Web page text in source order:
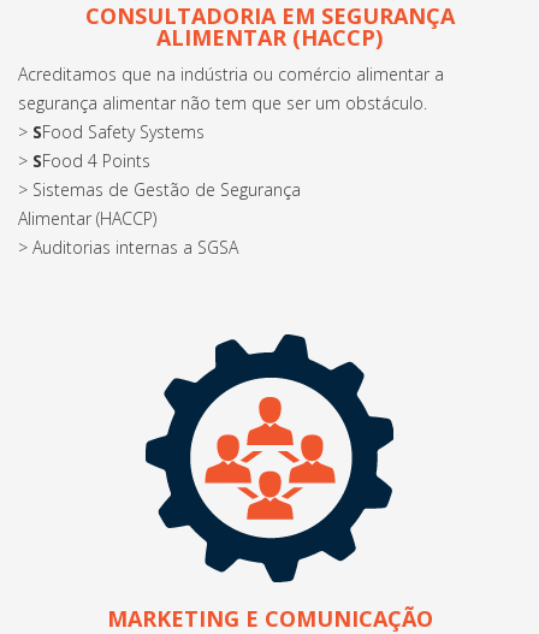
CONSULTADORIA EM SEGURANÇA
ALIMENTAR (HACCP)
Acreditamos que na indústria ou comércio alimentar a
segurança alimentar não tem que ser um obstáculo.
> SFood Safety Systems
> SFood 4 Points
> Sistemas de Gestão de Segurança
Alimentar (HACCP)
> Auditorias internas a SGSA
MARKETING E COMUNICAÇÃO